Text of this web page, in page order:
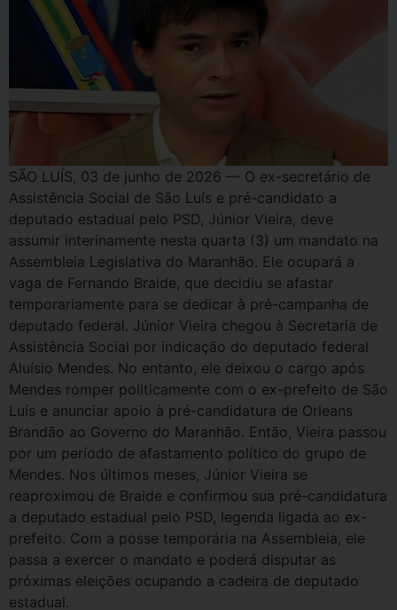
SÃO LUÍS, 03 de junho de 2026 — O ex-secretário de
Assistência Social de São Luís e pré-candidato a
deputado estadual pelo PSD, Júnior Vieira, deve
assumir interinamente nesta quarta (3) um mandato na
Assembleia Legislativa do Maranhão. Ele ocupará a
vaga de Fernando Braide, que decidiu se afastar
temporariamente para se dedicar à pré-campanha de
deputado federal. Júnior Vieira chegou à Secretaria de
Assistência Social por indicação do deputado federal
Aluísio Mendes. No entanto, ele deixou o cargo após
Mendes romper politicamente com o ex-prefeito de São
Luís e anunciar apoio à pré-candidatura de Orleans
Brandão ao Governo do Maranhão. Então, Vieira passou
por um período de afastamento político do grupo de
Mendes. Nos últimos meses, Júnior Vieira se
reaproximou de Braide e confirmou sua pré-candidatura
a deputado estadual pelo PSD, legenda ligada ao ex-
prefeito. Com a posse temporária na Assembleia, ele
passa a exercer o mandato e poderá disputar as
próximas eleições ocupando a cadeira de deputado
estadual.